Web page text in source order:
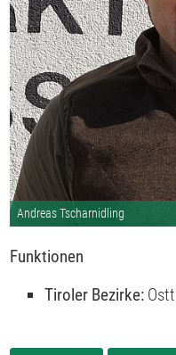
Andreas Tscharnidling
Funktionen
Tiroler Bezirke: